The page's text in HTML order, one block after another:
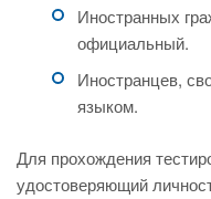
Иностранных
официальный.
Иностранцев,
языком.
Для прохождения
удостоверяющий